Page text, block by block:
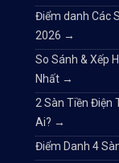
Điểm danh Các
2026 →
So Sánh & Xếp
Nhất →
2 Sàn Tiền Điện
Ai? →
Điểm Danh 4